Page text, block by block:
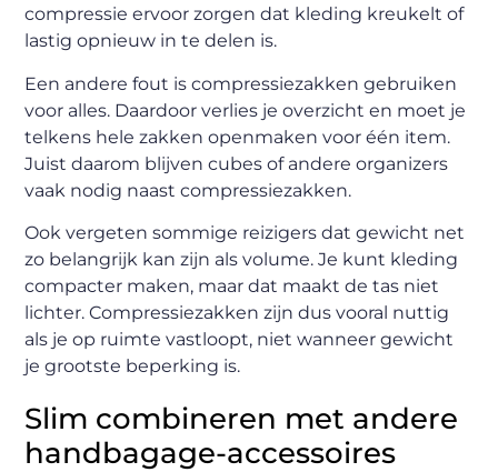
compressie ervoor zorgen dat kleding kreukelt of
lastig opnieuw in te delen is.
Een andere fout is compressiezakken gebruiken
voor alles. Daardoor verlies je overzicht en moet je
telkens hele zakken openmaken voor één item.
Juist daarom blijven cubes of andere organizers
vaak nodig naast compressiezakken.
Ook vergeten sommige reizigers dat gewicht net
zo belangrijk kan zijn als volume. Je kunt kleding
compacter maken, maar dat maakt de tas niet
lichter. Compressiezakken zijn dus vooral nuttig
als je op ruimte vastloopt, niet wanneer gewicht
je grootste beperking is.
Slim combineren met andere
handbagage-accessoires